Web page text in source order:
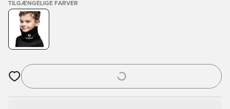
TILGÆNGELIGE FARVER
Åbner en Modal til at logge ind eller tilmelde dig som medlem